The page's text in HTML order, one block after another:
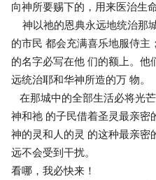
向神所要赐下的，用来医治生
神以祂的恩典永远地统治那
的市民 都会充满喜乐地服侍主
的名字必写在他 们的额上。他
远统治耶和华神所造的万 物。
在那城中的全部生活必将光
神和祂 的子民借着圣灵最亲密
神的灵和人的灵 的这种最亲密
远不会受到干扰。
看哪，我必快来！